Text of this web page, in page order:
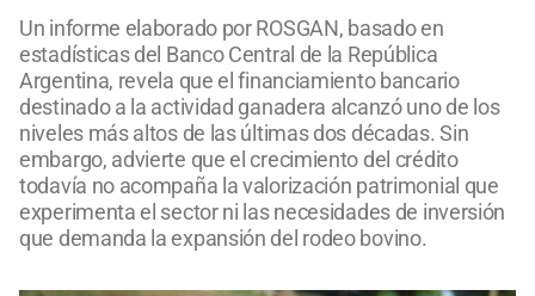
Un informe elaborado por ROSGAN, basado en
estadísticas del Banco Central de la República
Argentina, revela que el financiamiento bancario
destinado a la actividad ganadera alcanzó uno de los
niveles más altos de las últimas dos décadas. Sin
embargo, advierte que el crecimiento del crédito
todavía no acompaña la valorización patrimonial que
experimenta el sector ni las necesidades de inversión
que demanda la expansión del rodeo bovino.